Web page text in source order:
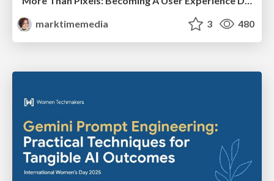
marktimemedia
3 480